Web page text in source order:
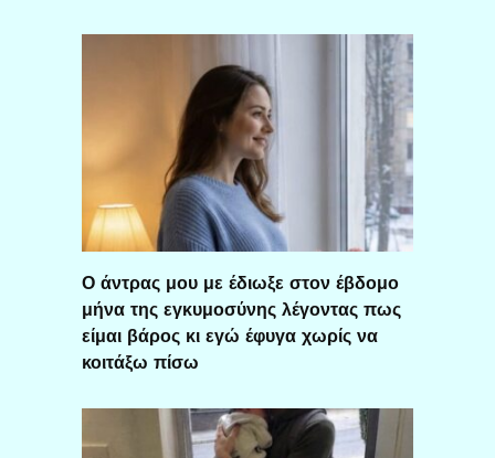
Ο άντρας μου με έδιωξε στον έβδομο
μήνα της εγκυμοσύνης λέγοντας πως
είμαι βάρος κι εγώ έφυγα χωρίς να
κοιτάξω πίσω